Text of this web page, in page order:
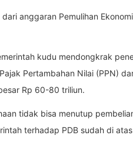
anggaran Pemulihan
kudu mendongkrak
Pertambahan Nilai (PPN)
Rp 60-80 triliun.
tidak bisa menutup
terhadap PDB sudah di